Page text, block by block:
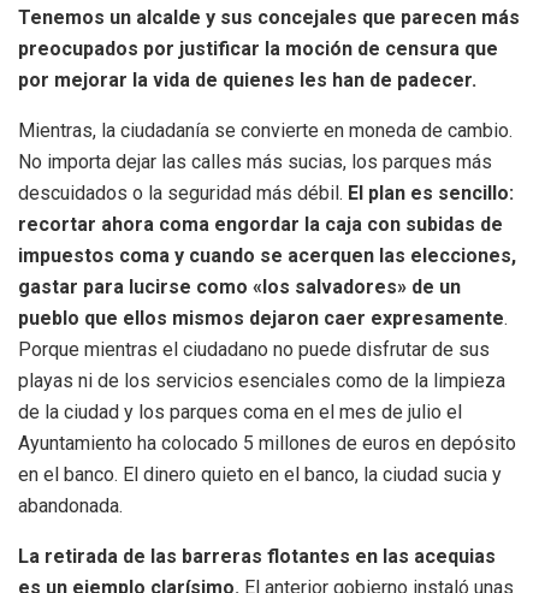
Tenemos un alcalde y sus concejales que parecen más
preocupados por justificar la moción de censura que
por mejorar la vida de quienes les han de padecer.
Mientras, la ciudadanía se convierte en moneda de cambio.
No importa dejar las calles más sucias, los parques más
descuidados o la seguridad más débil. El plan es sencillo:
recortar ahora coma engordar la caja con subidas de
impuestos coma y cuando se acerquen las elecciones,
gastar para lucirse como «los salvadores» de un
pueblo que ellos mismos dejaron caer expresamente.
Porque mientras el ciudadano no puede disfrutar de sus
playas ni de los servicios esenciales como de la limpieza
de la ciudad y los parques coma en el mes de julio el
Ayuntamiento ha colocado 5 millones de euros en depósito
en el banco. El dinero quieto en el banco, la ciudad sucia y
abandonada.
La retirada de las barreras flotantes en las acequias
es un ejemplo clarísimo. El anterior gobierno instaló unas